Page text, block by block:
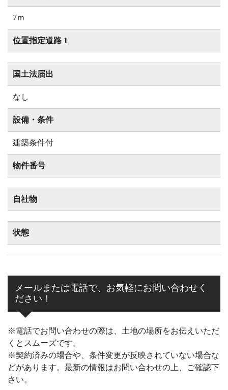
7ｍ
位置指定道路 1
国土法届出
なし
設備・条件
建築条件付
物件番号
自社物
状態
メールまたは電話で、お気軽にお問い合わせく
ださい！
※電話でお問い合わせの際は、土地の場所をお伝えいただ
くとスムーズです。
※契約済みの場合や、条件変更が反映されていない場合な
どがあります。最新の情報はお問い合わせの上、ご確認下
さい。